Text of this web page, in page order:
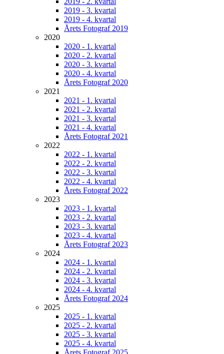
2019 - 3. kvartal
2019 - 4. kvartal
Årets Fotograf 2019
2020
2020 - 1. kvartal
2020 - 2. kvartal
2020 - 3. kvartal
2020 - 4. kvartal
Årets Fotograf 2020
2021
2021 - 1. kvartal
2021 - 2. kvartal
2021 - 3. kvartal
2021 - 4. kvartal
Årets Fotograf 2021
2022
2022 - 1. kvartal
2022 - 2. kvartal
2022 - 3. kvartal
2022 - 4. kvartal
Årets Fotograf 2022
2023
2023 - 1. kvartal
2023 - 2. kvartal
2023 - 3. kvartal
2023 - 4. kvartal
Årets Fotograf 2023
2024
2024 - 1. kvartal
2024 - 2. kvartal
2024 - 3. kvartal
2024 - 4. kvartal
Årets Fotograf 2024
2025
2025 - 1. kvartal
2025 - 2. kvartal
2025 - 3. kvartal
2025 - 4. kvartal
Årets Fotograf 2025